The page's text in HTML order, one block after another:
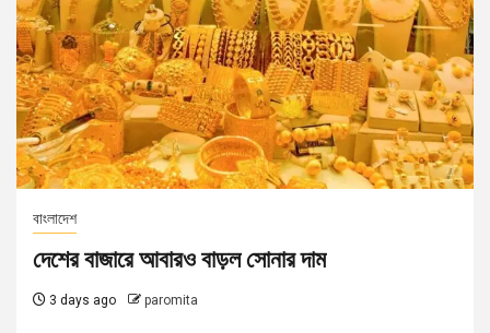
বাংলাদেশ
দেশের বাজারে আবারও বাড়ল সোনার দাম
3 days ago paromita